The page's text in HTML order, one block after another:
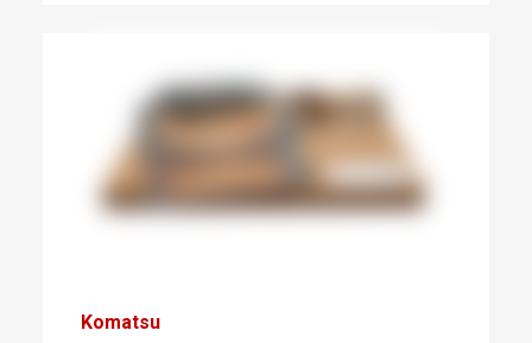
Komatsu